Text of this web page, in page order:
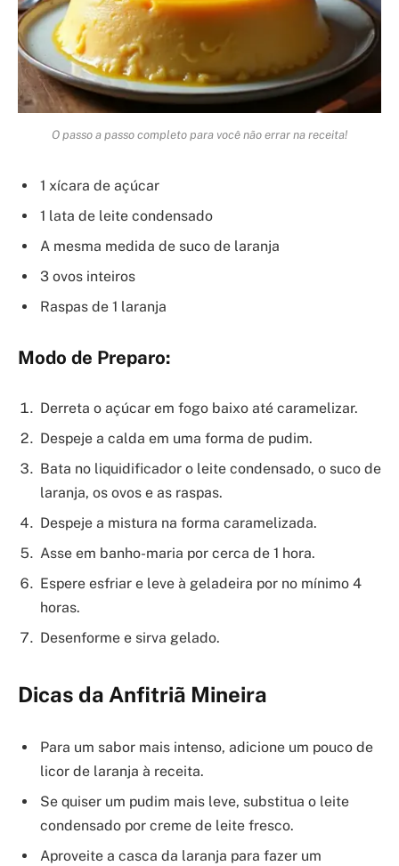
O passo a passo completo para você não errar na receita!
1 xícara de açúcar
1 lata de leite condensado
A mesma medida de suco de laranja
3 ovos inteiros
Raspas de 1 laranja
Modo de Preparo:
Derreta o açúcar em fogo baixo até caramelizar.
Despeje a calda em uma forma de pudim.
Bata no liquidificador o leite condensado, o suco de
laranja, os ovos e as raspas.
Despeje a mistura na forma caramelizada.
Asse em banho-maria por cerca de 1 hora.
Espere esfriar e leve à geladeira por no mínimo 4
horas.
Desenforme e sirva gelado.
Dicas da Anfitriã Mineira
Para um sabor mais intenso, adicione um pouco de
licor de laranja à receita.
Se quiser um pudim mais leve, substitua o leite
condensado por creme de leite fresco.
Aproveite a casca da laranja para fazer um